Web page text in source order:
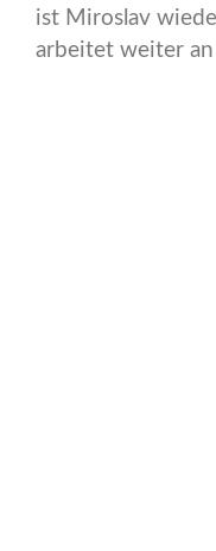
ist Miroslav
arbeitet weiter